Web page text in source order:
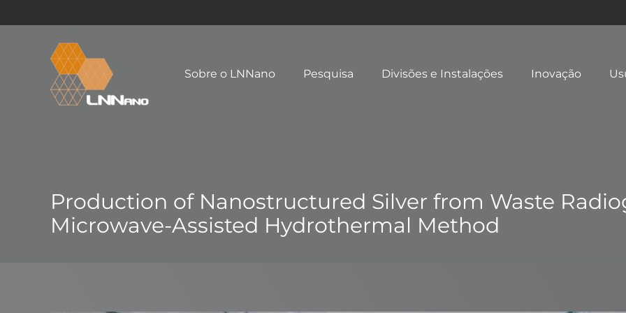
Sobre o LNNano Pesquisa Divisões e Instalações Inovação
Production of Nanostructured Silver from Waste
Microwave-Assisted Hydrothermal Method